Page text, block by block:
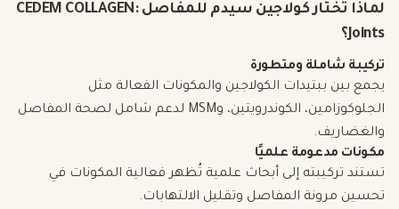
لماذا تختار كولاجين سيدم للمفاصل CEDEM COLLAGEN:
Joints؟
تركيبة شاملة ومتطورة
يجمع بين ببتيدات الكولاجين والمكونات الفعالة مثل
الجلوكوزامين، الكوندرويتين، وMSM لدعم شامل لصحة المفاصل
والغضاريف.
مكونات مدعومة علميًا
تستند تركيبته إلى أبحاث علمية تُظهر فعالية المكونات في
تحسين مرونة المفاصل وتقليل الالتهابات.